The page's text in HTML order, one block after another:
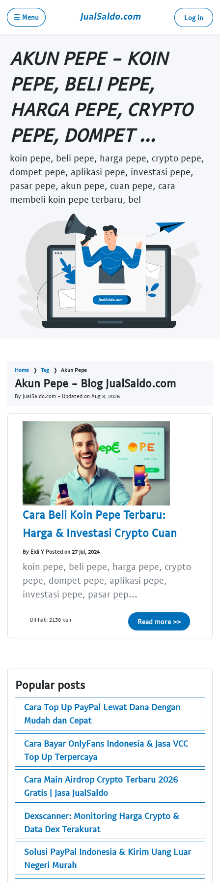
☰ Menu Log in
AKUN PEPE - KOIN
PEPE, BELI PEPE,
HARGA PEPE, CRYPTO
PEPE, DOMPET ...
koin pepe, beli pepe, harga pepe, crypto pepe,
dompet pepe, aplikasi pepe, investasi pepe,
pasar pepe, akun pepe, cuan pepe, cara
membeli koin pepe terbaru, bel
Home Tag Akun Pepe
Akun Pepe - Blog JualSaldo.com
By JualSaldo.com - Updated on Aug 8, 2026
Cara Beli Koin Pepe Terbaru:
Harga & Investasi Crypto Cuan
By Eldi Y Posted on 27 Jul, 2024
koin pepe, beli pepe, harga pepe, crypto
pepe, dompet pepe, aplikasi pepe,
investasi pepe, pasar pep...
Dilihat: 2138 kali Read more >>
Popular posts
Cara Top Up PayPal Lewat Dana Dengan
Mudah dan Cepat
Cara Bayar OnlyFans Indonesia & Jasa VCC
Top Up Terpercaya
Cara Main Airdrop Crypto Terbaru 2026
Gratis | Jasa JualSaldo
Dexscanner: Monitoring Harga Crypto &
Data Dex Terakurat
Solusi PayPal Indonesia & Kirim Uang Luar
Negeri Murah